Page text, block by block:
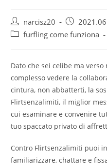
Post
author:
narcisz20
Post
published:
Postfurfling come funziona
Dato che sei celibe ma
complesso vedere la
cintura, non abbatterti, la
Flirtsenzalimiti, il miglior
cui esaminare e convenire
tuo spaccato privato di
Contro Flirtsenzalimiti puoi
familiarizzare, chattare e